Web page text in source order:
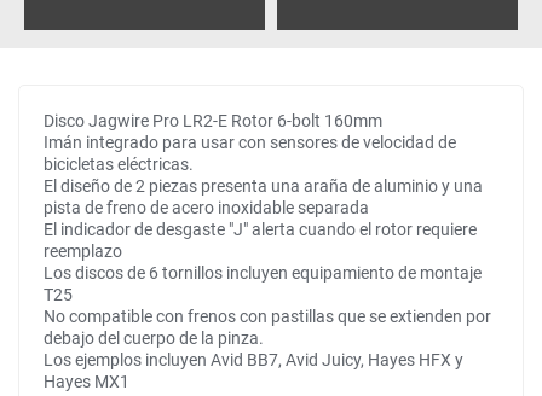
Disco Jagwire Pro LR2-E Rotor 6-bolt 160mm
Imán integrado para usar con sensores de velocidad de
bicicletas eléctricas.
El diseño de 2 piezas presenta una araña de aluminio y una
pista de freno de acero inoxidable separada
El indicador de desgaste "J" alerta cuando el rotor requiere
reemplazo
Los discos de 6 tornillos incluyen equipamiento de montaje
T25
No compatible con frenos con pastillas que se extienden por
debajo del cuerpo de la pinza.
Los ejemplos incluyen Avid BB7, Avid Juicy, Hayes HFX y
Hayes MX1